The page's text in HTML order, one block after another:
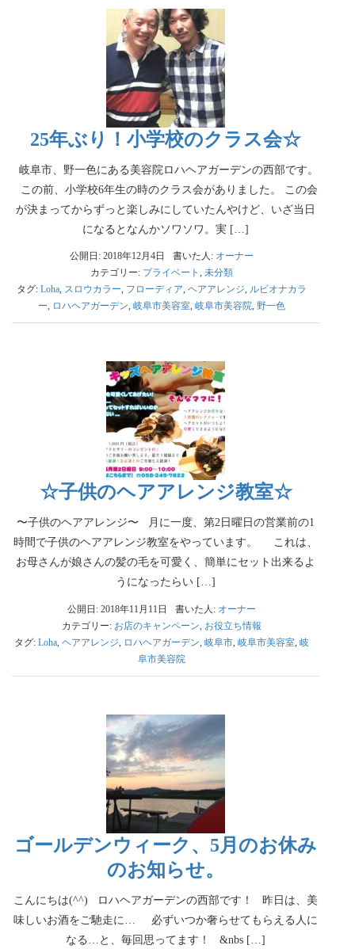
25年ぶり！小学校のクラス会☆
岐阜市、野一色にある美容院ロハヘアガーデンの西部です。
この前、小学校6年生の時のクラス会がありました。 この会
が決まってからずっと楽しみにしていたんやけど、いざ当日
になるとなんかソワソワ。実 […]
公開日: 2018年12月4日 書いた人: オーナー
カテゴリー: プライベート , 未分類
タグ: Loha, スロウカラー, フローディア, ヘアアレンジ, ルビオナカラ
ー, ロハヘアガーデン, 岐阜市美容室, 岐阜市美容院, 野一色
☆子供のヘアアレンジ教室☆
〜子供のヘアアレンジ〜 月に一度、第2日曜日の営業前の1
時間で子供のヘアアレンジ教室をやっています。 これは、
お母さんが娘さんの髪の毛を可愛く、簡単にセット出来るよ
うになったらい […]
公開日: 2018年11月11日 書いた人: オーナー
カテゴリー: お店のキャンペーン お役立ち情報
タグ: Loha ヘアアレンジ ロハヘアガーデン 岐阜市 岐阜市美容室 岐
阜市美容院
ゴールデンウィーク、5月のお休み
のお知らせ。
こんにちは(^^) ロハヘアガーデンの西部です！ 昨日は、美
味しいお酒をご馳走に… 必ずいつか奢らせてもらえる人に
なる…と、毎回思ってます！ &nbs […]